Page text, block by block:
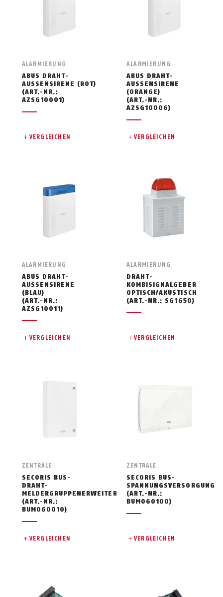
ALARMIERUNG
ABUS DRAHT-
AUSSENSIRENE (ROT)
(ART.-NR.:
AZSG10001)
VERGLEICHEN
ALARMIERUNG
ABUS DRAHT-
AUSSENSIRENE (
ORANGE)
(ART.-NR.:
AZSG10006)
VERGLEICHEN
ALARMIERUNG
ABUS DRAHT-
AUSSENSIRENE (
BLAU)
(ART.-NR.:
AZSG10011)
VERGLEICHEN
ALARMIERUNG
DRAHT-
KOMBISIGNALGEBER
OPTISCH/AKUSTISCH
(ART.-NR.: SG1650)
VERGLEICHEN
ZENTRALE
SECORIS BUS-
DRAHT-
MELDERGRUPPENERWEITERUNG
(ART.-NR.:
BUMO60010)
VERGLEICHEN
ZENTRALE
SECORIS BUS-
SPANNUNGSVERSORGUNG
(ART.-NR.:
BUMO60100)
VERGLEICHEN